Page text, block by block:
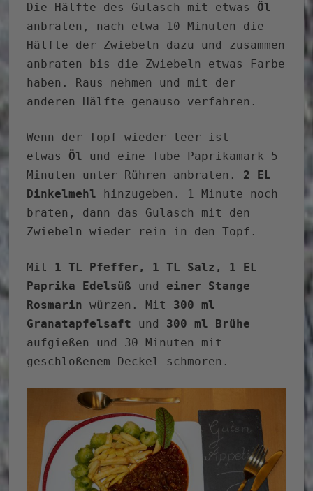
Die Hälfte des Gulasch mit etwas Öl
anbraten, nach etwa 10 Minuten die
Hälfte der Zwiebeln dazu und zusammen
anbraten bis die Zwiebeln etwas Farbe
haben. Raus nehmen und mit der
anderen Hälfte genauso verfahren.
Wenn der Topf wieder leer ist
etwas Öl und eine Tube Paprikamark 5
Minuten unter Rühren anbraten. 2 EL
Dinkelmehl hinzugeben. 1 Minute noch
braten, dann das Gulasch mit den
Zwiebeln wieder rein in den Topf.
Mit 1 TL Pfeffer, 1 TL Salz, 1 EL
Paprika Edelsüß und einer Stange
Rosmarin würzen. Mit 300 ml
Granatapfelsaft und 300 ml Brühe
aufgießen und 30 Minuten mit
geschloßenem Deckel schmoren.